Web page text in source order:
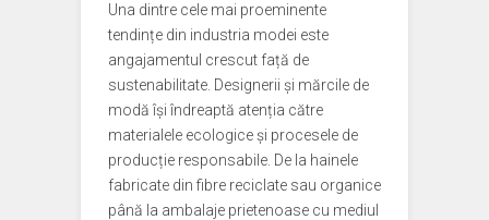
Una dintre cele mai proeminente
tendințe din industria modei este
angajamentul crescut față de
sustenabilitate. Designerii și mărcile de
modă își îndreaptă atenția către
materialele ecologice și procesele de
producție responsabile. De la hainele
fabricate din fibre reciclate sau organice
până la ambalaje prietenoase cu mediul